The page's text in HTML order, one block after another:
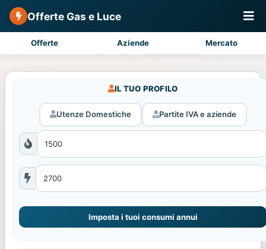
Offerte Gas e Luce
Offerte Aziende Mercato
IL TUO PROFILO
Utenze Domestiche Partite IVA e aziende
Imposta i tuoi consumi annui